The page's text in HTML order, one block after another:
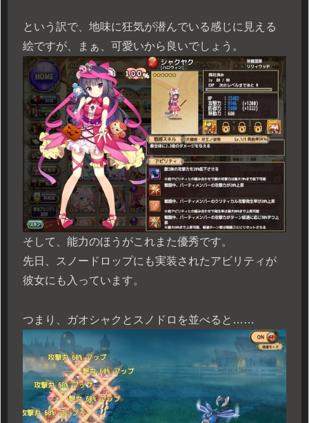
という訳で、地味に狂気が潜んでいる感じに見える
絵ですが、まぁ、可愛いから良いでしょう。
そして、能力のほうがこれまた優秀です。
先日、スノードロップにも実装されたアビリティが
彼女にも入っています。
つまり、ガオシャクとスノドロを並べると……